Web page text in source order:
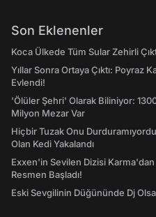
Son Eklenenler
Koca Ülkede Tüm Sular Zehirli
Yıllar Sonra Ortaya Çıktı: Poyraz
Evlendi!
'Ölüler Şehri' Olarak Biliniyor:
Milyon Mezar Var
Hiçbir Tuzak Onu
Olan Kedi Yakalandı
Exxen'in Sevilen Dizisi
Resmen Başladı!
Eski Sevgilinin Düğününde Dj